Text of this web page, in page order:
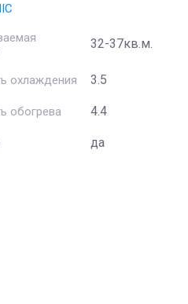
32-37кв.м.
охлаждения 3.5
обогрева 4.4
да